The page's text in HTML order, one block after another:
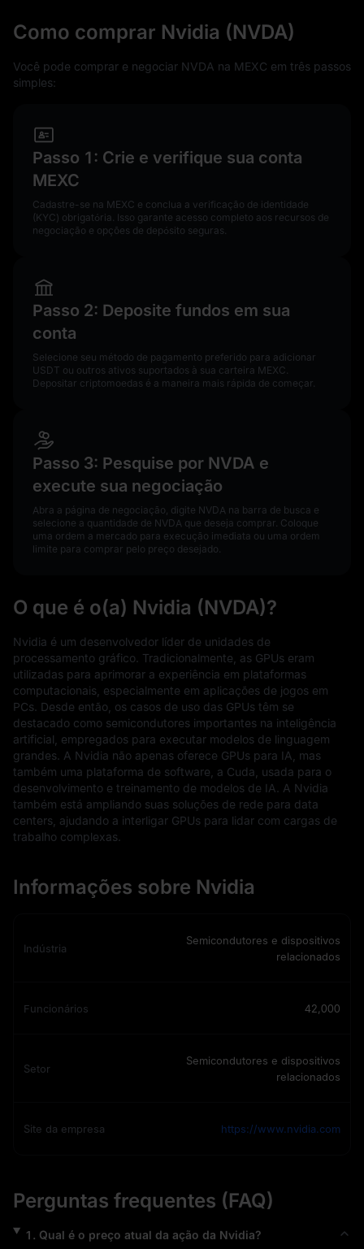
Como comprar Nvidia (NVDA)
Você pode comprar e negociar NVDA na MEXC em três passos
simples:
Passo 1: Crie e verifique sua conta
MEXC
Cadastre-se na MEXC e conclua a verificação de identidade
(KYC) obrigatória. Isso garante acesso completo aos recursos de
negociação e opções de depósito seguras.
Passo 2: Deposite fundos em sua
conta
Selecione seu método de pagamento preferido para adicionar
USDT ou outros ativos suportados à sua carteira MEXC.
Depositar criptomoedas é a maneira mais rápida de começar.
Passo 3: Pesquise por NVDA e
execute sua negociação
Abra a página de negociação, digite NVDA na barra de busca e
selecione a quantidade de NVDA que deseja comprar. Coloque
uma ordem a mercado para execução imediata ou uma ordem
limite para comprar pelo preço desejado.
O que é o(a) Nvidia (NVDA)?
Nvidia é um desenvolvedor líder de unidades de
processamento gráfico. Tradicionalmente, as GPUs eram
utilizadas para aprimorar a experiência em plataformas
computacionais, especialmente em aplicações de jogos em
PCs. Desde então, os casos de uso das GPUs têm se
destacado como semicondutores importantes na inteligência
artificial, empregados para executar modelos de linguagem
grandes. A Nvidia não apenas oferece GPUs para IA, mas
também uma plataforma de software, a Cuda, usada para o
desenvolvimento e treinamento de modelos de IA. A Nvidia
também está ampliando suas soluções de rede para data
centers, ajudando a interligar GPUs para lidar com cargas de
trabalho complexas.
Informações sobre Nvidia
Indústria
Semicondutores e dispositivos
relacionados
Funcionários 42,000
Setor
Semicondutores e dispositivos
relacionados
Site da empresa https://www.nvidia.com
Perguntas frequentes (FAQ)
1 . Qual é o preço atual da ação da Nvidia?